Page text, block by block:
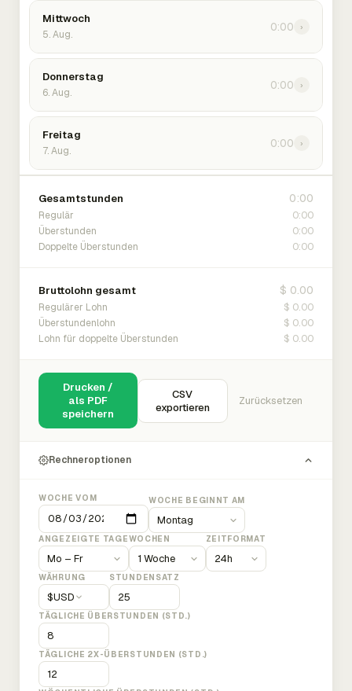
Mittwoch
5. Aug.
0:00 ›
Donnerstag
6. Aug.
0:00 ›
Freitag
7. Aug.
0:00 ›
Gesamtstunden 0:00
Regulär 0:00
Überstunden 0:00
Doppelte Überstunden 0:00
Bruttolohn gesamt $ 0.00
Regulärer Lohn $ 0.00
Überstundenlohn $ 0.00
Lohn für doppelte Überstunden $ 0.00
Drucken /
als PDF
speichern
CSV
exportieren
Zurücksetzen
Rechneroptionen
WOCHE VOM WOCHE BEGINNT AM
ANGEZEIGTE TAGEWOCHEN ZEITFORMAT
WÄHRUNG
$USD
STUNDENSATZ
TÄGLICHE ÜBERSTUNDEN (STD.)
TÄGLICHE 2X-ÜBERSTUNDEN (STD.)